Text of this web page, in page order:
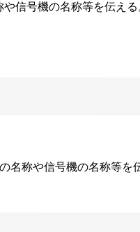
信号機の名称等を伝える
称や信号機の名称等を伝